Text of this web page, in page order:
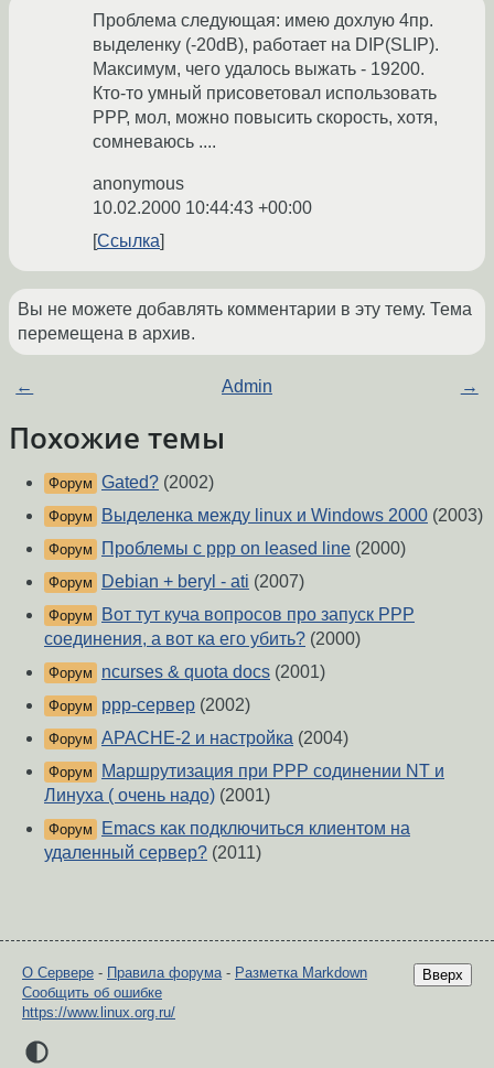
Проблема следующая: имею дохлую 4пр.
выделенку (-20dB), работает на DIP(SLIP).
Максимум, чего удалось выжать - 19200.
Кто-то умный присоветовал использовать
РРР, мол, можно повысить скорость, хотя,
сомневаюсь ....
anonymous
10.02.2000 10:44:43 +00:00
Ссылка
Вы не можете добавлять комментарии в эту тему. Тема
перемещена в архив.
← Admin →
Похожие темы
Форум Gated? (2002)
Форум Выделенка между linux и Windows 2000 (2003)
Форум Проблемы с ppp on leased line (2000)
Форум Debian + beryl - ati (2007)
Форум
Вот тут куча вопросов про запуск РРР
соединения, а вот ка его убить? (2000)
Форум ncurses & quota docs (2001)
Форум ppp-сервер (2002)
Форум APACHE-2 и настройка (2004)
Форум
Маршрутизация при РРР содинении NT и
Линуха ( очень надо) (2001)
Форум
Emacs как подключиться клиентом на
удаленный сервер? (2011)
Вверх
О Сервере - Правила форума- Разметка Markdown
Сообщить об ошибке
https://www.linux.org.ru/